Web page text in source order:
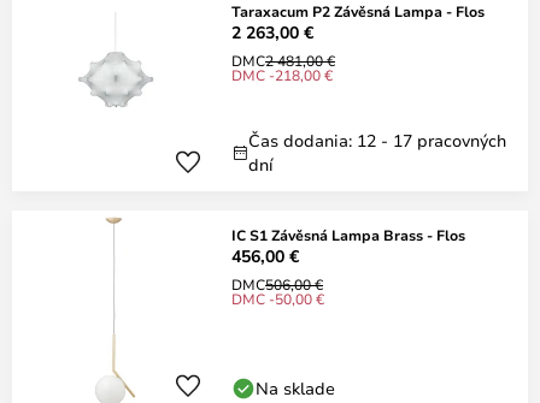
Taraxacum P2 Závěsná Lampa - Flos
2 263,00 €
DMC2 481,00 €
DMC -218,00 €
Čas dodania: 12 - 17 pracovných
dní
IC S1 Závěsná Lampa Brass - Flos
456,00 €
DMC506,00 €
DMC -50,00 €
Na sklade